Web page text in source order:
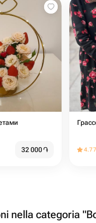
32 000֏ 4.77
nella categoria